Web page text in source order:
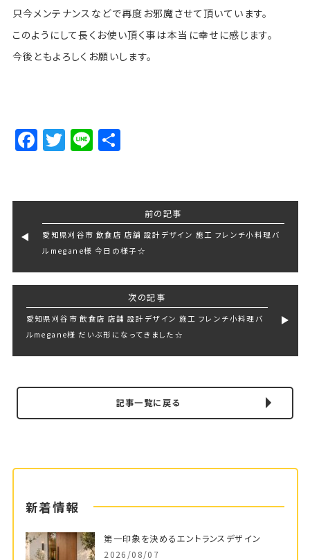
只今メンテナンスなどで再度お邪魔させて頂いています。
このようにして長くお使い頂く事は本当に幸せに感じます。
今後ともよろしくお願いします。
Facebook
Twitter
LineShare
前の記事
愛知県刈谷市 飲食店 店舗 設計デザイン 施工 フレンチ小料理バ
ルmegane様 今日の様子☆
次の記事
愛知県刈谷市 飲食店 店舗 設計デザイン 施工 フレンチ小料理バ
ルmegane様 だいぶ形になってきました☆
記事一覧に戻る
新着情報
第一印象を決めるエントランスデザイン
2026/08/07